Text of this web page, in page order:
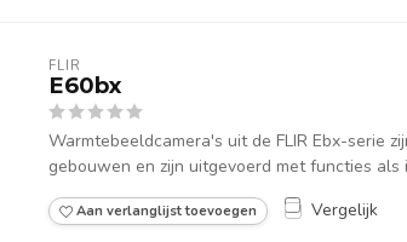
FLIR
E60bx
Warmtebeeldcamera's uit de FLIR Ebx-serie
gebouwen en zijn uitgevoerd met functies als
Aan verlanglijst toevoegen Vergelijk